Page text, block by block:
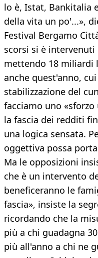
lo è, Istat, Bankitalia
della vita un po'...»,
Festival Bergamo
scorsi si è
mettendo 18 miliardi
anche quest'anno,
stabilizzazione del
facciamo uno
la fascia dei redditi
una logica sensata.
oggettiva possa
Ma le opposizioni
che è un intervento
beneficeranno le
fascia», insiste la
ricordando che la
più a chi guadagna
più all'anno a chi ne